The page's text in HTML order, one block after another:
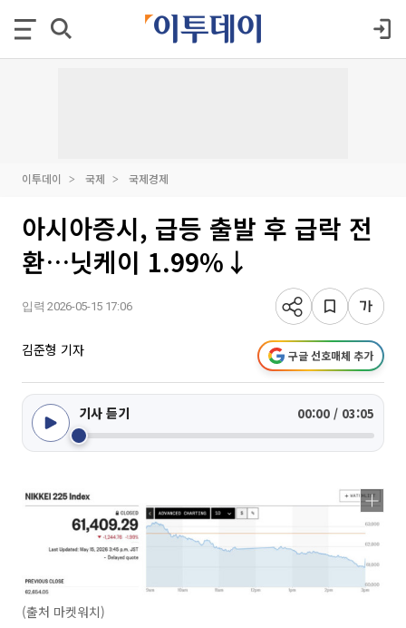
이투데이 국제 국제경제
아시아증시, 급등 출발 후 급락 전
환…닛케이 1.99%↓
입력 2026-05-15 17:06
김준형 기자 구글 선호매체 추가
기사 듣기 00:00 / 03:05
(출처 마켓워치)